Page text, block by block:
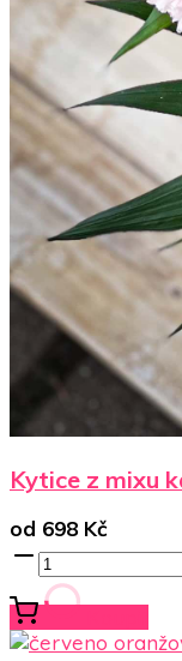
Kytice z mixu
od 698 Kč